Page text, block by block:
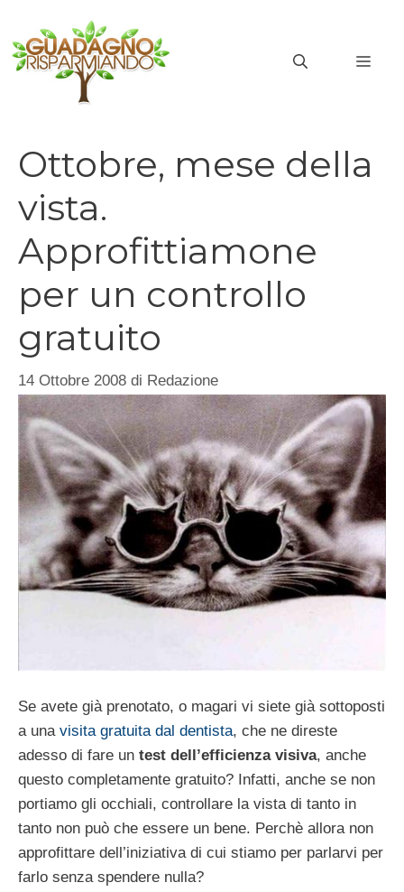
contenuto
Ottobre, mese della
vista.
Approfittiamone
per un controllo
gratuito
14 Ottobre 2008 di Redazione
Se avete già prenotato, o magari vi siete già sottoposti
a una visita gratuita dal dentista, che ne direste
adesso di fare un test dell’efficienza visiva, anche
questo completamente gratuito? Infatti, anche se non
portiamo gli occhiali, controllare la vista di tanto in
tanto non può che essere un bene. Perchè allora non
approfittare dell’iniziativa di cui stiamo per parlarvi per
farlo senza spendere nulla?